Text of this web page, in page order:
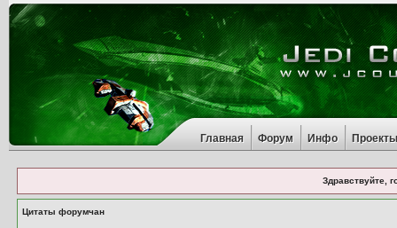
Главная Форум Инфо
Здравствуйте,
Цитаты форумчан